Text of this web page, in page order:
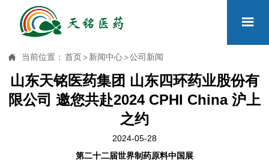

 当前位置： 首页 > 新闻中心 >公司新闻
山东天铭医药集团 山东四环药业股份有
限公司 邀您共赴2024 CPHI China 沪上
之约
2024-05-28
第二十二届世界制药原料中国展